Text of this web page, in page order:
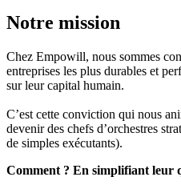
Notre mission
Chez Empowill, nous sommes
entreprises les plus durables et
sur leur capital humain.
C’est cette conviction qui nous
devenir des chefs d’orchestres
de simples exécutants).
Comment ? En simplifiant leur